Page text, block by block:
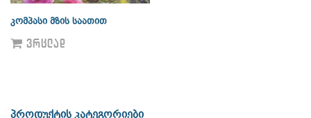
კომპასი მზის საათით
ᲕᲠᲪᲚᲐᲓ
პროდუქტის კატეგორიები